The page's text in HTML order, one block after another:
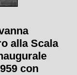
alla Scala
con